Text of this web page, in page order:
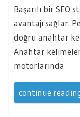
Başarılı bir
avantajı sağlar.
doğru anahtar
Anahtar
motorlarında
continue